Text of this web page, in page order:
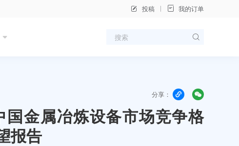
投稿 我的订单
分享：
金属冶炼设备市场竞争格
报告